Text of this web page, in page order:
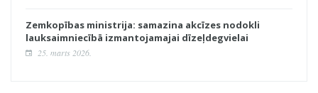
Zemkopības ministrija: samazina akcīzes nodokli
lauksaimniecībā izmantojamajai dīzeļdegvielai
25. marts 2026.